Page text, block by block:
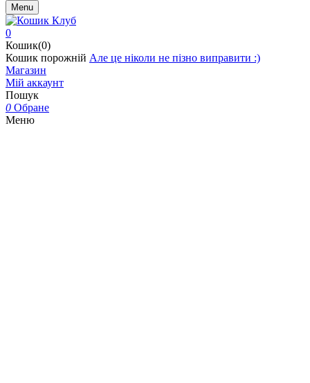
Menu
0
Кошик(0)
Кошик порожній Але це ніколи не пізно виправити :)
Магазин
Мій аккаунт
Пошук
0 Обране
Меню